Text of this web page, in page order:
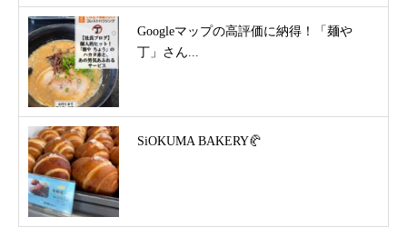
Googleマップの高評価に納得！「麺や
丁」さん...
SiOKUMA BAKERY🥐